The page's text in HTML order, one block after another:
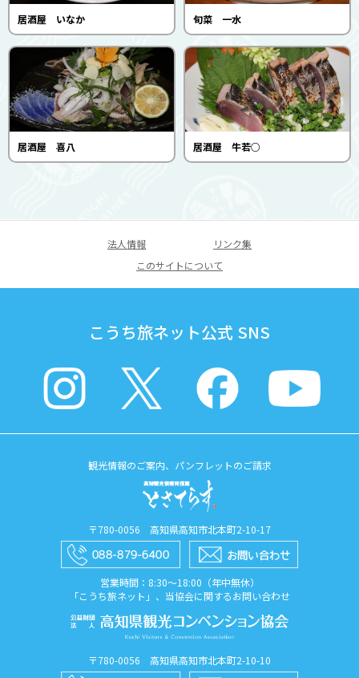
居酒屋 いなか 旬菜 一水
居酒屋 喜八 居酒屋 牛若○
法人情報
リンク集
このサイトについて
こうち旅ネット公式 SNS
観光情報のご案内、パンフレットのご請求
〒780-0056 高知県高知市北本町2-10-17
営業時間：8:30〜18:00（年中無休）
「こうち旅ネット」、当協会に関するお問い合わせ
〒780-0056 高知県高知市北本町2-10-10